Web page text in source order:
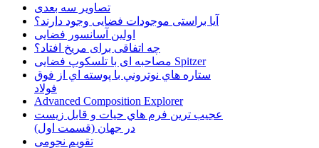
تصاویر سه بعدی
آیا براستی موجودات فضایی وجود دارند؟
اولین آسانسور فضایی
چه اتفاقی برای مریخ افتاد؟
مصاحبه ای با تلسکوپ فضایی Spitzer
ستاره هاي نوتروني با پوسته اي از فوق
فولاد
Advanced Composition Explorer
عجیب ترین فرم هاي حيات و قابل زيست
در جهان (قسمت اول)
تقویم نجومی